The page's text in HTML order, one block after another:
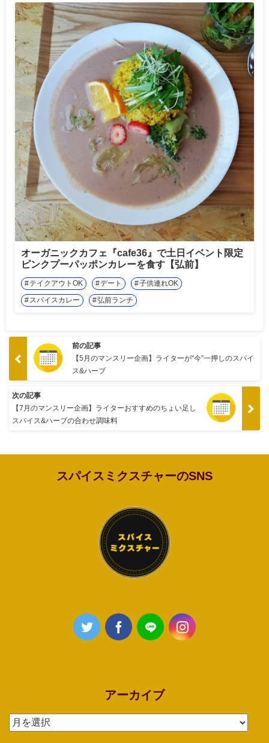
オーガニックカフェ『cafe36』で土日イベント限定
ピンクプーパッポンカレーを食す【弘前】
テイクアウトOK デート
子供連れOK
スパイスカレー
弘前ランチ
前の記事
【5月のマンスリー企画】ライターが“今”一押しのスパイ
ス&ハーブ
次の記事
【7月のマンスリー企画】ライターおすすめのちょい足し
スパイス&ハーブの合わせ調味料
スパイスミクスチャーのSNS
アーカイブ
ア